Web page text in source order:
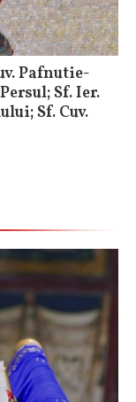
Pafnutie-
Sf. Ier.
Sf. Cuv.